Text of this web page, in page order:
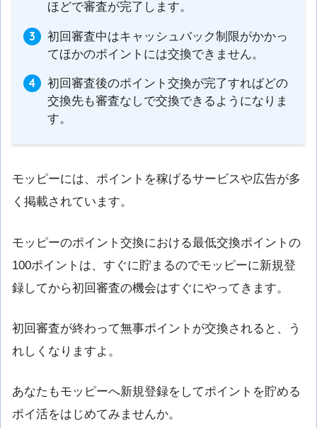
ほどで審査が完了します。
初回審査中はキャッシュバック制限がかかっ
てほかのポイントには交換できません。
初回審査後のポイント交換が完了すればどの
交換先も審査なしで交換できるようになりま
す。
モッピーには、ポイントを稼げるサービスや広告が多
く掲載されています。
モッピーのポイント交換における最低交換ポイントの
100ポイントは、すぐに貯まるのでモッピーに新規登
録してから初回審査の機会はすぐにやってきます。
初回審査が終わって無事ポイントが交換されると、う
れしくなりますよ。
あなたもモッピーへ新規登録をしてポイントを貯める
ポイ活をはじめてみませんか。